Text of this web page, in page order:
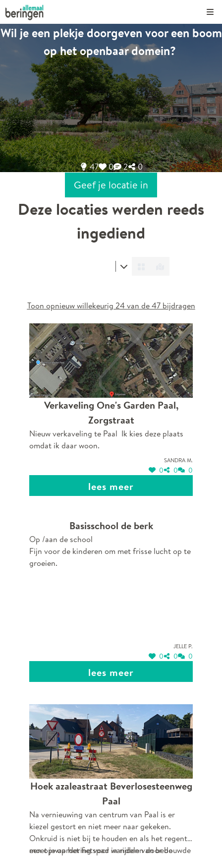
Wil je een plekje doorgeven voor een boom
op het openbaar domein?
47 0 2 0
Geef je locatie in
Deze locaties werden reeds
ingediend
Toon opnieuw willekeurig 24 van de 47 bijdragen
Verkaveling One's Garden Paal,
Zorgstraat
Nieuw verkaveling te Paal Ik kies deze plaats
omdat ik daar woon.
Sandra M.
0 0 0
lees meer
Basisschool de berk
Op /aan de school
Fijn voor de kinderen om met frisse lucht op te
groeien.
Jelle P.
0 0 0
lees meer
Hoek azaleastraat Beverlosesteenweg
Paal
Na vernieuwing van centrum van Paal is er
kiezel gestort en niet meer naar gekeken.
Onkruid is niet bij te houden en als het regent
moet je op het fietspad wandelen door de
een opwaardering voor in rijden van bebouwde